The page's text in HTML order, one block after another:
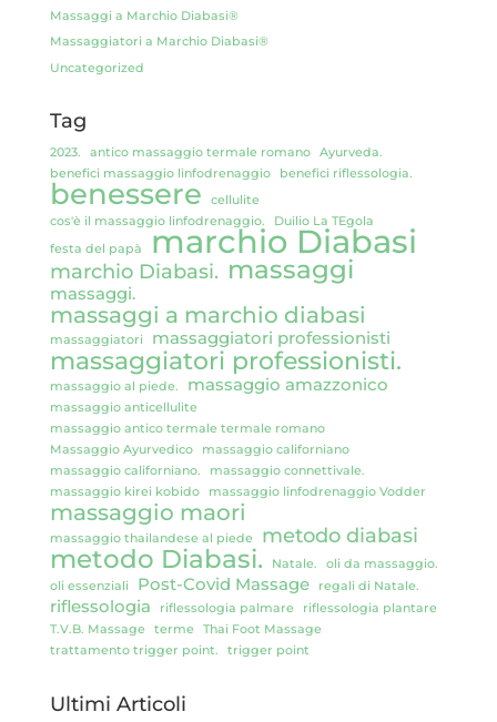
Massaggi a Marchio Diabasi®
Massaggiatori a Marchio Diabasi®
Uncategorized
Tag
2023. antico massaggio termale romano
Ayurveda.
benefici massaggio linfodrenaggio
benefici riflessologia.
benessere
cellulite
cos'è il massaggio linfodrenaggio.
Duilio La TEgola
festa del papà
marchio Diabasi
marchio Diabasi. massaggi
massaggi.
massaggi a marchio diabasi
massaggiatori massaggiatori professionisti
massaggiatori professionisti.
massaggio al piede. massaggio amazzonico
massaggio anticellulite
massaggio antico termale termale romano
Massaggio Ayurvedico
massaggio californiano
massaggio californiano.
massaggio connettivale.
massaggio kirei kobido
massaggio linfodrenaggio Vodder
massaggio maori
massaggio thailandese al piede metodo diabasi
metodo Diabasi. Natale.
oli da massaggio.
oli essenziali
Post-Covid Massage regali di Natale.
riflessologia riflessologia palmare
riflessologia plantare
T.V.B. Massage
terme
Thai Foot Massage
trattamento trigger point.
trigger point
Ultimi Articoli